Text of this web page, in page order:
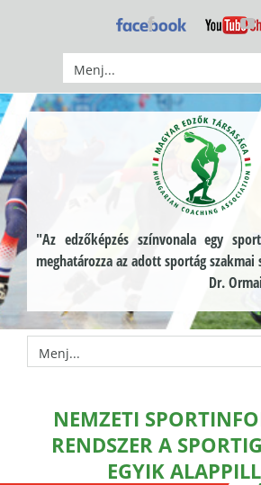
Facebook
Menj...
"Az edzőképzés színvonala egy
meghatározza az adott sportág
Dr.
Menj...
NEMZETI
RENDSZER A
EGYIK